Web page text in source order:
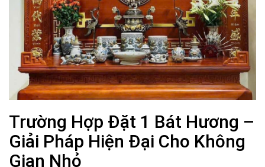
Trường Hợp Đặt 1 Bát Hương –
Giải Pháp Hiện Đại Cho Không
Gian Nhỏ